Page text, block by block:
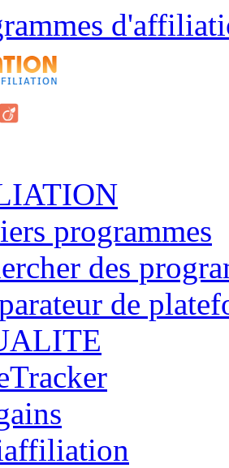
programmes
des
de